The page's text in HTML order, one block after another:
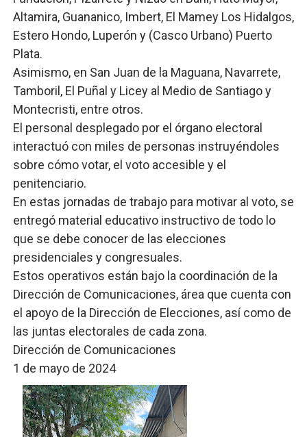
Altamira, Guananico, Imbert, El Mamey Los Hidalgos,
Estero Hondo, Luperón y (Casco Urbano) Puerto
Plata.
Asimismo, en San Juan de la Maguana, Navarrete,
Tamboril, El Puñal y Licey al Medio de Santiago y
Montecristi, entre otros.
El personal desplegado por el órgano electoral
interactuó con miles de personas instruyéndoles
sobre cómo votar, el voto accesible y el
penitenciario.
En estas jornadas de trabajo para motivar al voto, se
entregó material educativo instructivo de todo lo
que se debe conocer de las elecciones
presidenciales y congresuales.
Estos operativos están bajo la coordinación de la
Dirección de Comunicaciones, área que cuenta con
el apoyo de la Dirección de Elecciones, así como de
las juntas electorales de cada zona.
Dirección de Comunicaciones
1 de mayo de 2024